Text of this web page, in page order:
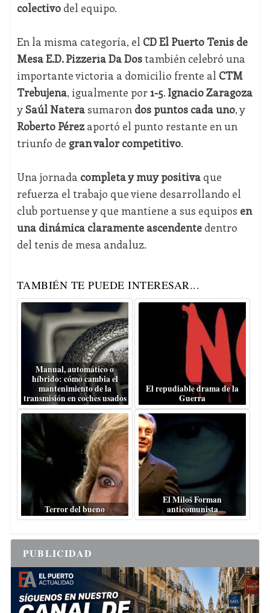
colectivodel equipo.
En la misma categoría, el CD El Puerto Tenis de
Mesa E.D. Pizzería Da Dostambién celebró una
importante victoria a domicilio frente al CTM
Trebujena, igualmente por1-5. Ignacio Zaragoza
ySaúl Naterasumaron dos puntos cada uno, y
Roberto Pérezaportó el punto restante en un
triunfo de gran valor competitivo.
Una jornada completa y muy positivaque
refuerza el trabajo que viene desarrollando el
club portuense y que mantiene a sus equipos en
una dinámica claramente ascendentedentro
del tenis de mesa andaluz.
TAMBIÉN TE PUEDE INTERESAR...
Manual, automático o
híbrido: cómo cambia el
mantenimiento de la
transmisión en coches usados
El repudiable drama de la
Guerra
Terror del bueno
El Miloš Forman
anticomunista
PUBLICIDAD